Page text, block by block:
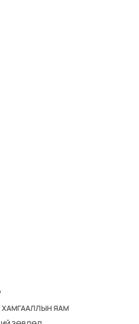
ХАМГААЛЛЫН ЯАМ